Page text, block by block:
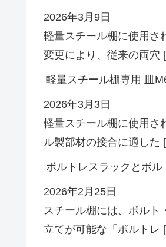
2026年3月9日
軽量スチール棚に使用さ
変更により、従来の両穴
軽量スチール棚専用 皿
2026年3月3日
軽量スチール棚に使用さ
ル製部材の接合に適し
ボルトレスラックとボル
2026年2月25日
スチール棚には、ボルト
立てが可能な「ボルトレ